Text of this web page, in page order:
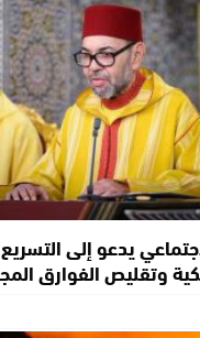
يدعو إلى التسريع
وتقليص الفوارق